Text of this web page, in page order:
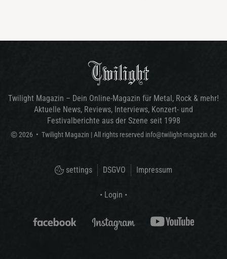
Twilight Magazin – Dein Online-Magazin für Metal, Rock & mehr!
Aktuelle News, Reviews, Interviews, Konzert- und
Festivalberichte aus der Szene seit 1998
© 2026 • Twilight Magazin | All rights reserved info@twilight-magazin.de
settings DSGVO Impressum
• Login •